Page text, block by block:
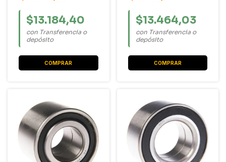
$13.184,40
con Transferencia o
depósito
$13.464,03
con Transferencia o
depósito